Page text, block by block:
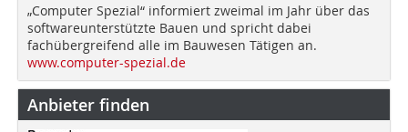
„Computer Spezial“ informiert zweimal im Jahr über das
softwareunterstützte Bauen und spricht dabei
fachübergreifend alle im Bauwesen Tätigen an.
www.computer-spezial.de
Anbieter finden